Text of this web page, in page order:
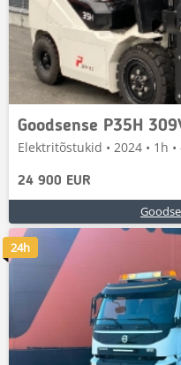
Goodsense P35H
Elektritõstukid • 2024 • 1h •
24 900 EUR
24h